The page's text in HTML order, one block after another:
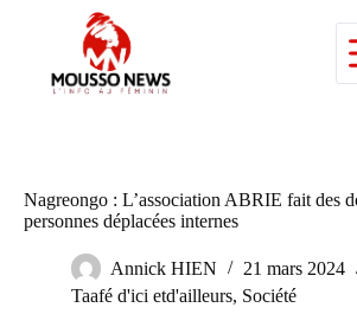
Nagreongo : L’association ABRIE fait des
personnes déplacées internes
Annick HIEN
21 mars 2024
Taafé d'ici etd'ailleurs, Société